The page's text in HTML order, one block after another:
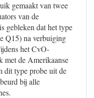
gemaakt van twee
van de
gebleken dat het type
Q15) na verbuiging
het CvO-
met de Amerikaanse
dit type probe uit de
bij alle